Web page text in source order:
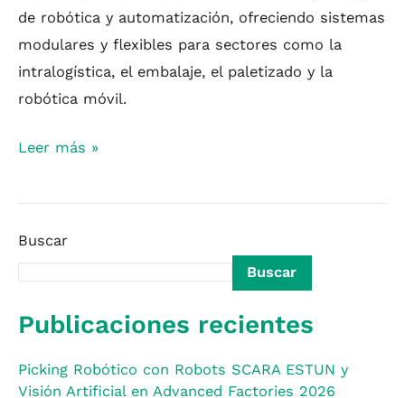
de robótica y automatización, ofreciendo sistemas
modulares y flexibles para sectores como la
intralogística, el embalaje, el paletizado y la
robótica móvil.
Leer más »
Buscar
Buscar
Publicaciones recientes
Picking Robótico con Robots SCARA ESTUN y
Visión Artificial en Advanced Factories 2026